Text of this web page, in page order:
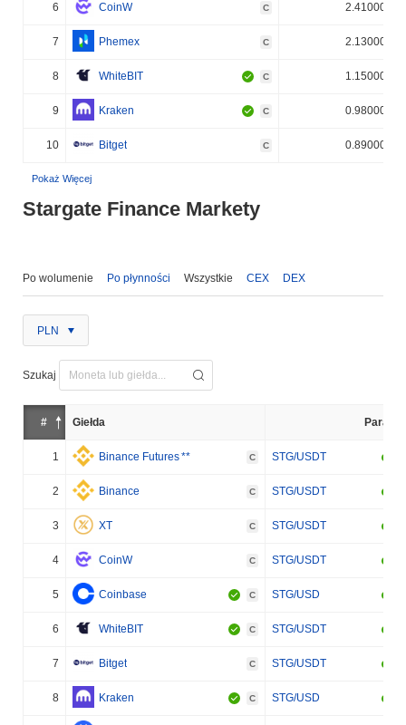
6 CoinW C 2.410000%
7 Phemex C 2.130000%
8 WhiteBIT C 1.150000%
9 Kraken C 0.980000%
10 Bitget C 0.890000%
Pokaż Więcej
Stargate Finance Markety
Po wolumenie Po płynności Wszystkie CEX DEX
PLN
Szukaj
# Giełda Para
1 Binance Futures** C STG/USDT
2 Binance C STG/USDT
3 XT C STG/USDT
4 CoinW C STG/USDT
5 Coinbase C STG/USD
6 WhiteBIT C STG/USDT
7 Bitget C STG/USDT
8 Kraken C STG/USD